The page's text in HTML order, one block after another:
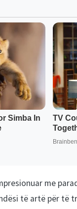
me
të artë për të